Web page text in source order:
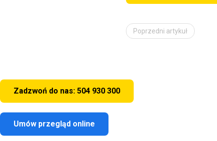
Poprzedni artykuł
Zadzwoń do nas: 504 930 300
Umów przegląd online